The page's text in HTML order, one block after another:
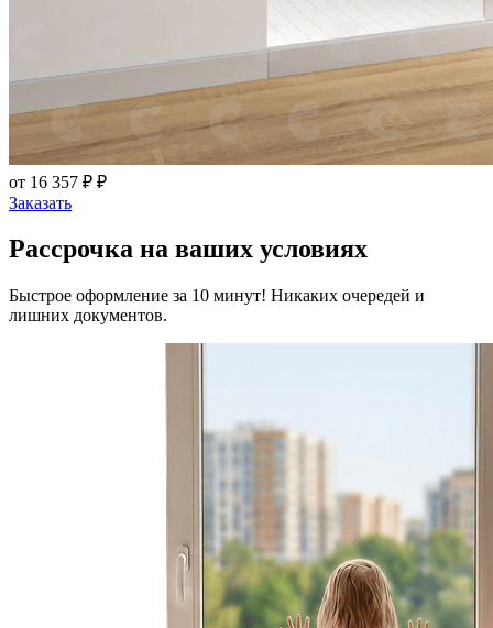
от 16 357 ₽ ₽
Заказать
Рассрочка на ваших условиях
Быстрое оформление за 10 минут! Никаких очередей и
лишних документов.